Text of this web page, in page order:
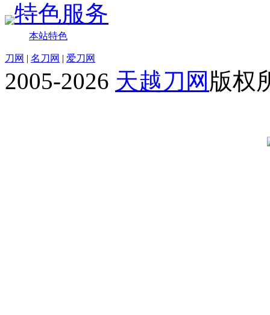
特色服务
本站特色
刀网 | 名刀网 | 爱刀网
2005-2026 天越刀网 版权